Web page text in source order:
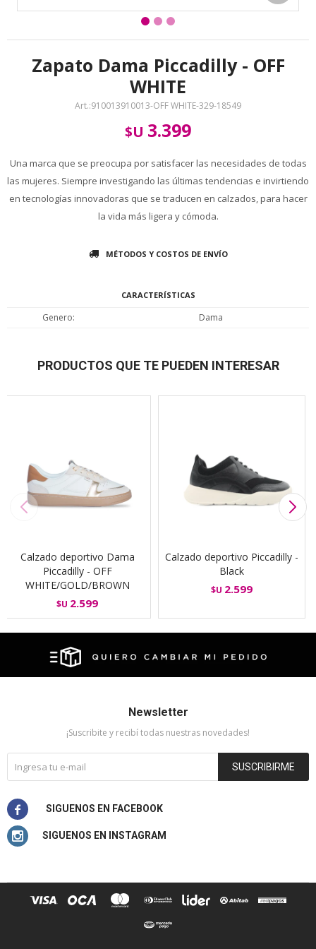
Zapato Dama Piccadilly - OFF
WHITE
910013910013-OFF WHITE-329-18549
$U 3.399
Una marca que se preocupa por satisfacer las necesidades de todas
las mujeres. Siempre investigando las últimas tendencias e invirtiendo
en tecnologías innovadoras que se traducen en calzados, para hacer
la vida más ligera y cómoda.
MÉTODOS Y COSTOS DE ENVÍO
CARACTERÍSTICAS
Genero Dama
PRODUCTOS QUE TE PUEDEN INTERESAR
Calzado deportivo Dama
Piccadilly - OFF
WHITE/GOLD/BROWN
$U 2.599
Calzado deportivo Piccadilly -
Black
$U 2.599
Newsletter
¡Suscribite y recibí todas nuestras novedades!
SUSCRIBIRME

